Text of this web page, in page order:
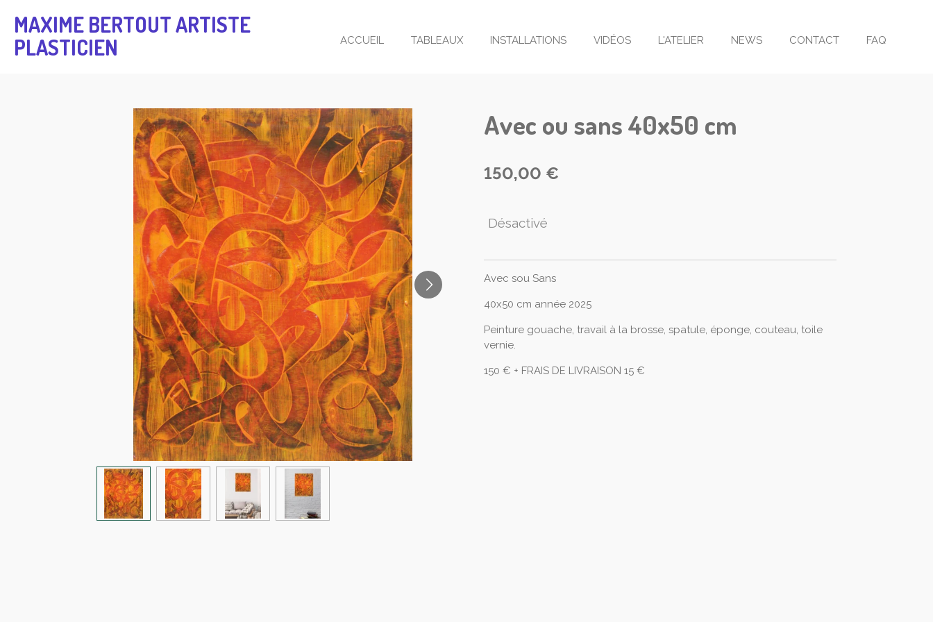
contenu
principal
MAXIME BERTOUT ARTISTE
PLASTICIEN
ACCUEIL TABLEAUX INSTALLATIONS VIDÉOS L'ATELIER NEWS CONTACT FAQ
Avec ou sans 40x50 cm
150,00 €
Désactivé
Avec sou Sans
40x50 cm année 2025
Peinture gouache, travail à la brosse, spatule, éponge, couteau, toile
vernie.
150 € + FRAIS DE LIVRAISON 15 €